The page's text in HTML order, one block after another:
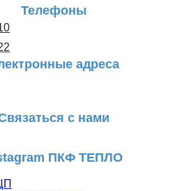
Телефоны
адреса
с нами
ПКФ ТЕПЛО